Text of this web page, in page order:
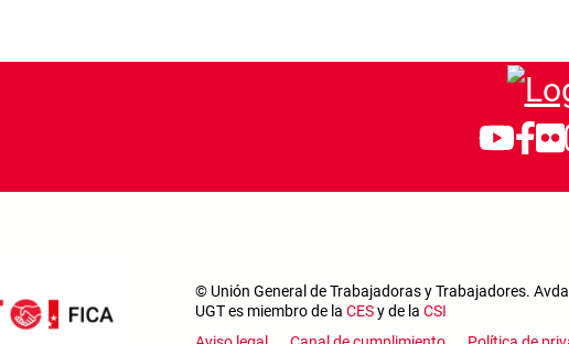
© Unión General de Trabajadoras y Trabajadores.
UGT es miembro de la CESy de la CSI